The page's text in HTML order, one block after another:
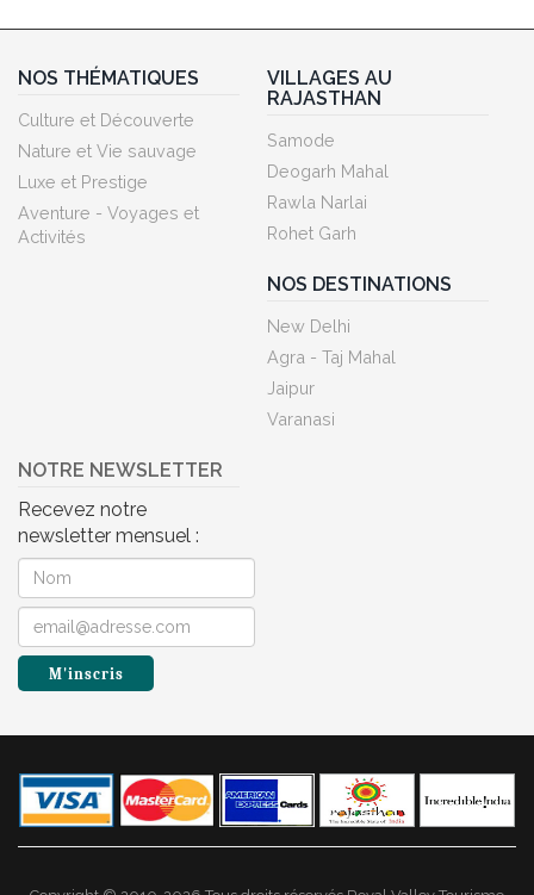
NOS THÉMATIQUES
Culture et Découverte
Nature et Vie sauvage
Luxe et Prestige
Aventure - Voyages et
Activités
VILLAGES AU
RAJASTHAN
Samode
Deogarh Mahal
Rawla Narlai
Rohet Garh
NOS DESTINATIONS
New Delhi
Agra - Taj Mahal
Jaipur
Varanasi
NOTRE NEWSLETTER
Recevez notre
newsletter mensuel :